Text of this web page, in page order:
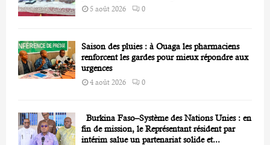
5 août 2026 0
Saison des pluies : à Ouaga les pharmaciens
renforcent les gardes pour mieux répondre aux
urgences
4 août 2026 0
Burkina Faso–Système des Nations Unies : en
fin de mission, le Représentant résident par
intérim salue un partenariat solide et...